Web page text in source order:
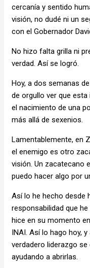
cercanía y sentido
visión, no dudé ni un
con el Gobernador
No hizo falta grilla ni
verdad. Así se logró.
Hoy, a dos semanas
de orgullo ver que
el nacimiento de una
más allá de sexenios.
Lamentablemente, en
el enemigo es otro
visión. Un zacatecano
puedo hacer algo por
Así lo he hecho desde
responsabilidad que
hice en su momento
INAI. Así lo hago hoy,
verdadero liderazgo
ayudando a abrirlas.